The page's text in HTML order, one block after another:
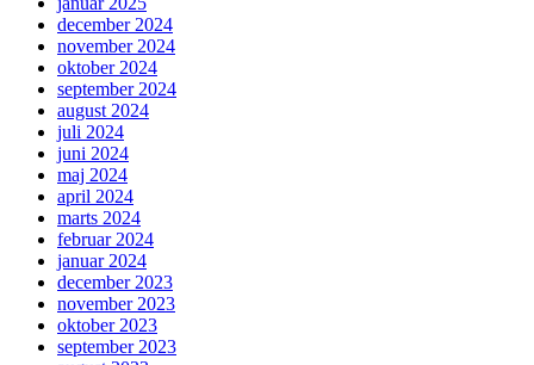
december 2024
november 2024
oktober 2024
september 2024
august 2024
juli 2024
juni 2024
maj 2024
april 2024
marts 2024
februar 2024
januar 2024
december 2023
november 2023
oktober 2023
september 2023